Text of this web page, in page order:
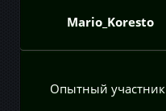
Mario_Koresto
Опытный участник